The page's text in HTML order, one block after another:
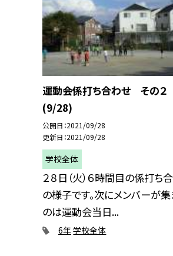
運動会係打ち合わせ その２
(9/28)
公開日 2021/09/28
更新日 2021/09/28
学校全体
２８日（火）６時間目の係打ち
の様子です。次にメンバーが集
のは運動会当日...
6年学校全体